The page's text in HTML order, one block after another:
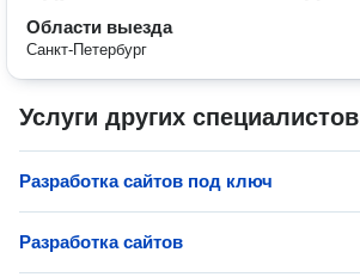
Области выезда
Санкт-Петербург
Услуги других специалистов
Разработка сайтов под ключ
Разработка сайтов